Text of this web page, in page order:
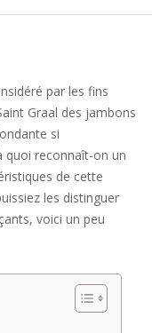
par les fins
Graal des jambons
si
quoi reconnaît-on un
de cette
les distinguer
voici un peu